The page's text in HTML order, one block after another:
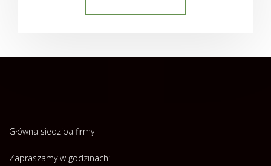
Główna siedziba firmy
Zapraszamy w godzinach: